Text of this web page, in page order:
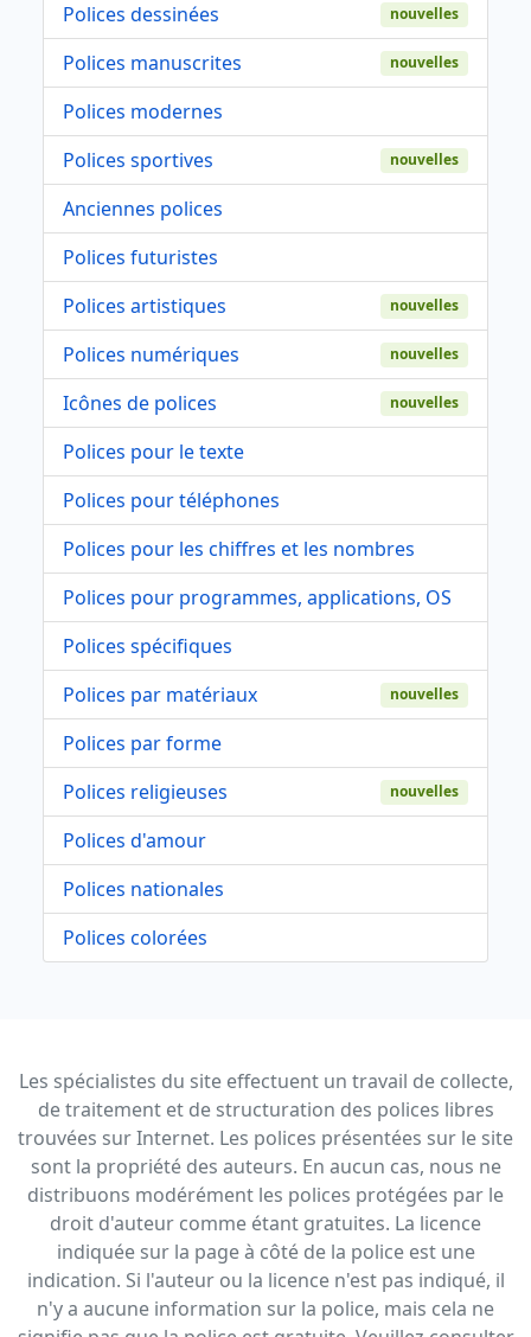
Polices dessinées
nouvelles
Polices manuscrites nouvelles
Polices modernes
Polices sportives
nouvelles
Anciennes polices
Polices futuristes
Polices artistiques
nouvelles
Polices numériques nouvelles
Icônes de polices nouvelles
Polices pour le texte
Polices pour téléphones
Polices pour les chiffres et les nombres
Polices pour programmes, applications, OS
Polices spécifiques
Polices par matériaux
nouvelles
Polices par forme
Polices religieuses
nouvelles
Polices d'amour
Polices nationales
Polices colorées
Les spécialistes du site effectuent un travail de collecte,
de traitement et de structuration des polices libres
trouvées sur Internet. Les polices présentées sur le site
sont la propriété des auteurs. En aucun cas, nous ne
distribuons modérément les polices protégées par le
droit d'auteur comme étant gratuites. La licence
indiquée sur la page à côté de la police est une
indication. Si l'auteur ou la licence n'est pas indiqué, il
n'y a aucune information sur la police, mais cela ne